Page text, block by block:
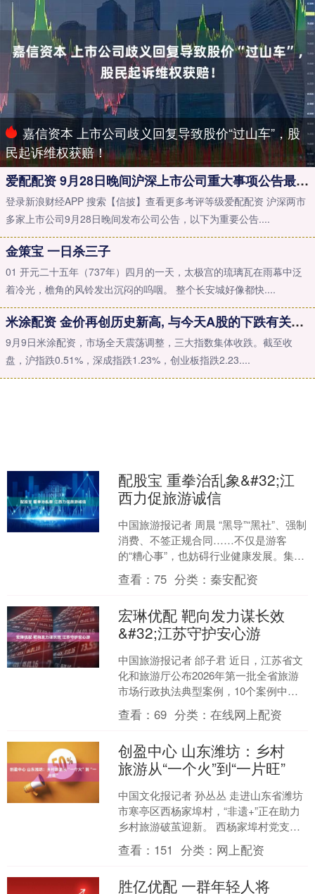
嘉信资本 上市公司歧义回复导致股价“过山车”，股
民起诉维权获赔！
爱配配资 9月28日晚间沪深上市公司重大事项公告最新快递
登录新浪财经APP 搜索【信披】查看更多考评等级爱配配资 沪深两市
多家上市公司9月28日晚间发布公司公告，以下为重要公告....
金策宝 一日杀三子
01 开元二十五年（737年）四月的一天，太极宫的琉璃瓦在雨幕中泛
着冷光，檐角的风铃发出沉闷的呜咽。 整个长安城好像都快....
米涂配资 金价再创历史新高, 与今天A股的下跌有关系吗?
9月9日米涂配资，市场全天震荡调整，三大指数集体收跌。截至收
盘，沪指跌0.51%，深成指跌1.23%，创业板指跌2.23....
配股宝 重拳治乱象&#32;江
西力促旅游诚信
中国旅游报记者 周晨 “黑导”“黑社”、强制
消费、不签正规合同……不仅是游客
的“糟心事”，也妨碍行业健康发展。集中
整治开展以来，江西各级文旅部门保持
高压态势，用....
查看：75 分类： 秦安配资
宏琳优配 靶向发力谋长效
&#32;江苏守护安心游
中国旅游报记者 邰子君 近日，江苏省文
化和旅游厅公布2026年第一批全省旅游
市场行政执法典型案例，10个案例中包
括“未经许可经营旅行社业务”“不合理低
价游”“擅....
查看：69 分类：在线网上配资
创盈中心 山东潍坊：乡村
旅游从“一个火”到“一片旺”
中国文化报记者 孙丛丛 走进山东省潍坊
市寒亭区西杨家埠村，“非遗+”正在助力
乡村旅游破茧迎新。 西杨家埠村党支部
负责人介绍，近年来，西杨家埠村依托
风筝、年画两大....
查看： 151 分类： 网上配资
胜亿优配 一群年轻人将